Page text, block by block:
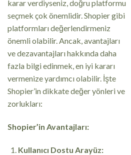
karar verdiyseniz, doğru platformu
seçmek çok önemlidir. Shopier gibi
platformları değerlendirmeniz
önemli olabilir. Ancak, avantajları
ve dezavantajları hakkında daha
fazla bilgi edinmek, en iyi kararı
vermenize yardımcı olabilir. İşte
Shopier’in dikkate değer yönleri ve
zorlukları:
Shopier’in Avantajları:
Kullanıcı Dostu Arayüz: